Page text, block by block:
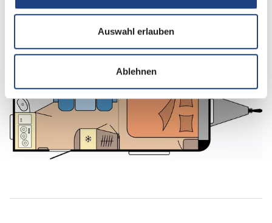
Auswahl erlauben
Ablehnen
Betten Queensbett
Tag